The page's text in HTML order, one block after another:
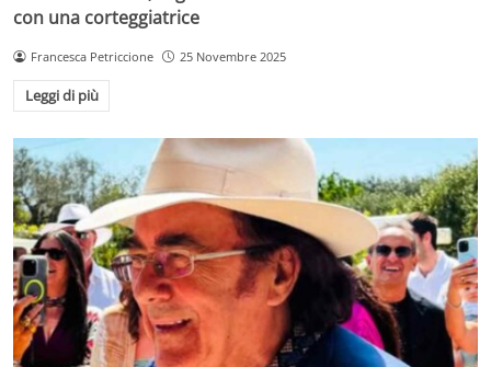
con una corteggiatrice
Francesca Petriccione 25 Novembre 2025
Leggi di più